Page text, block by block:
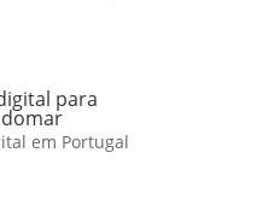
para
em Portugal